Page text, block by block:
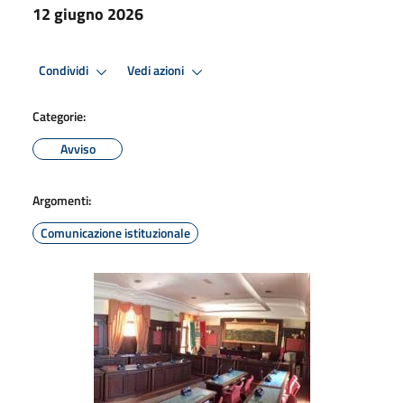
12 giugno 2026
Condividi Vedi azioni
Categorie:
Avviso
Argomenti:
Comunicazione istituzionale